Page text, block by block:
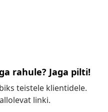
rahule? Jaga pilti!
teistele klientidele.
linki.